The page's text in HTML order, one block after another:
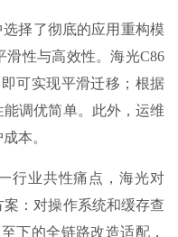
择了彻底的应用重构模
性与高效性。海光C86
可实现平滑迁移；根据
调优简单。此外，运维
本。
行业共性痛点，海光对
：对操作系统和缓存查
下的全链路改造适配，